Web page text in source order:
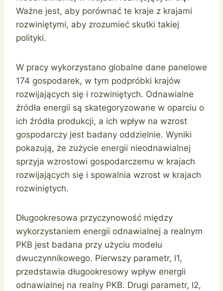
Ważne jest, aby porównać te kraje z krajami
rozwiniętymi, aby zrozumieć skutki takiej
polityki.
W pracy wykorzystano globalne dane panelowe
174 gospodarek, w tym podpróbki krajów
rozwijających się i rozwiniętych. Odnawialne
źródła energii są skategoryzowane w oparciu o
ich źródła produkcji, a ich wpływ na wzrost
gospodarczy jest badany oddzielnie. Wyniki
pokazują, że zużycie energii nieodnawialnej
sprzyja wzrostowi gospodarczemu w krajach
rozwijających się i spowalnia wzrost w krajach
rozwiniętych.
Długookresowa przyczynowość między
wykorzystaniem energii odnawialnej a realnym
PKB jest badana przy użyciu modelu
dwuczynnikowego. Pierwszy parametr, l1,
przedstawia długookresowy wpływ energii
odnawialnej na realny PKB. Drugi parametr, l2,